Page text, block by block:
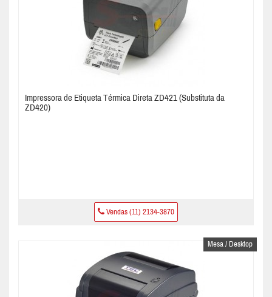
Impressora de Etiqueta Térmica Direta ZD421 (Substituta da
ZD420)
Vendas (11) 2134-3870
Mesa / Desktop